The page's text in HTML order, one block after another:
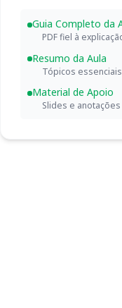
Guia Completo da
PDF fiel à
Resumo da Aula
Tópicos
Material de Apoio
Slides e